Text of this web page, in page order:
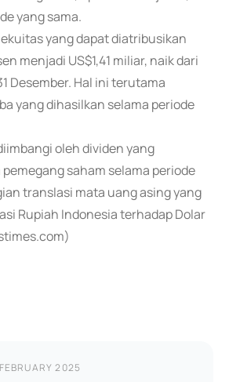
yang sama.
yang dapat diatribusikan
menjadi US$1,41 miliar, naik dari
Desember. Hal ini terutama
yang dihasilkan selama periode
oleh dividen yang
saham selama periode
translasi mata uang asing yang
Rupiah Indonesia terhadap Dolar
2025